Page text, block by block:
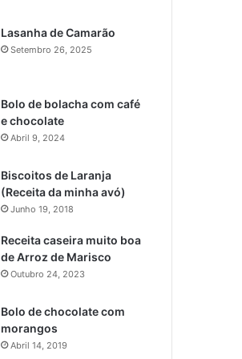
Lasanha de Camarão
Setembro 26, 2025
Bolo de bolacha com café
e chocolate
Abril 9, 2024
Biscoitos de Laranja
(Receita da minha avó)
Junho 19, 2018
Receita caseira muito boa
de Arroz de Marisco
Outubro 24, 2023
Bolo de chocolate com
morangos
Abril 14, 2019